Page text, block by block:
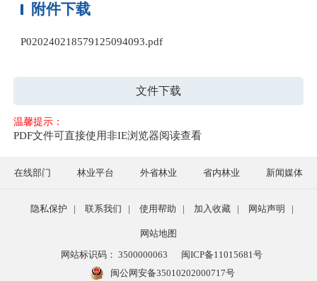
附件下载
P020240218579125094093.pdf
文件下载
温馨提示：
PDF文件可直接使用非IE浏览器阅读查看
在线部门 林业平台 外省林业 省内林业 新闻媒体
隐私保护 | 联系我们 | 使用帮助 | 加入收藏 | 网站声明 |
网站地图
网站标识码： 3500000063
闽ICP备11015681号
闽公网安备35010202000717号